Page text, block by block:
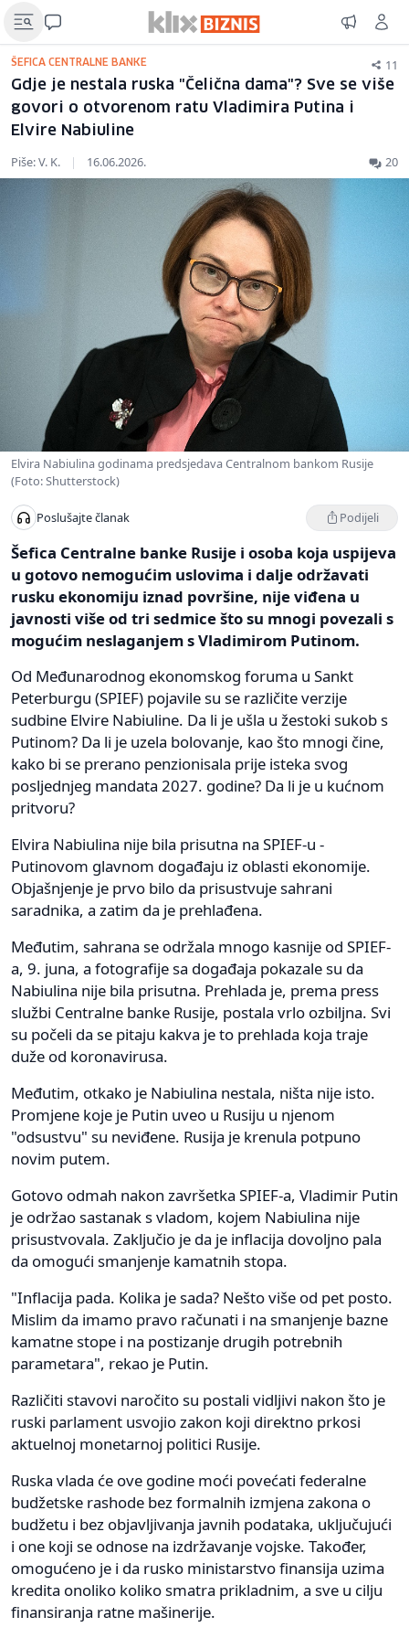
ŠEFICA CENTRALNE BANKE 11
Gdje je nestala ruska "Čelična dama"? Sve se više
govori o otvorenom ratu Vladimira Putina i
Elvire Nabiuline
Piše: V. K. | 16.06.2026. 20
Elvira Nabiulina godinama predsjedava Centralnom bankom Rusije
(Foto: Shutterstock)
Poslušajte članak Podijeli
Šefica Centralne banke Rusije i osoba koja uspijeva
u gotovo nemogućim uslovima i dalje održavati
rusku ekonomiju iznad površine, nije viđena u
javnosti više od tri sedmice što su mnogi povezali s
mogućim neslaganjem s Vladimirom Putinom.
Od Međunarodnog ekonomskog foruma u Sankt
Peterburgu (SPIEF) pojavile su se različite verzije
sudbine Elvire Nabiuline. Da li je ušla u žestoki sukob s
Putinom? Da li je uzela bolovanje, kao što mnogi čine,
kako bi se prerano penzionisala prije isteka svog
posljednjeg mandata 2027. godine? Da li je u kućnom
pritvoru?
Elvira Nabiulina nije bila prisutna na SPIEF-u -
Putinovom glavnom događaju iz oblasti ekonomije.
Objašnjenje je prvo bilo da prisustvuje sahrani
saradnika, a zatim da je prehlađena.
Međutim, sahrana se održala mnogo kasnije od SPIEF-
a, 9. juna, a fotografije sa događaja pokazale su da
Nabiulina nije bila prisutna. Prehlada je, prema press
službi Centralne banke Rusije, postala vrlo ozbiljna. Svi
su počeli da se pitaju kakva je to prehlada koja traje
duže od koronavirusa.
Međutim, otkako je Nabiulina nestala, ništa nije isto.
Promjene koje je Putin uveo u Rusiju u njenom
"odsustvu" su neviđene. Rusija je krenula potpuno
novim putem.
Gotovo odmah nakon završetka SPIEF-a, Vladimir Putin
je održao sastanak s vladom, kojem Nabiulina nije
prisustvovala. Zaključio je da je inflacija dovoljno pala
da omogući smanjenje kamatnih stopa.
"Inflacija pada. Kolika je sada? Nešto više od pet posto.
Mislim da imamo pravo računati i na smanjenje bazne
kamatne stope i na postizanje drugih potrebnih
parametara", rekao je Putin.
Različiti stavovi naročito su postali vidljivi nakon što je
ruski parlament usvojio zakon koji direktno prkosi
aktuelnoj monetarnoj politici Rusije.
Ruska vlada će ove godine moći povećati federalne
budžetske rashode bez formalnih izmjena zakona o
budžetu i bez objavljivanja javnih podataka, uključujući
i one koji se odnose na izdržavanje vojske. Također,
omogućeno je i da rusko ministarstvo finansija uzima
kredita onoliko koliko smatra prikladnim, a sve u cilju
finansiranja ratne mašinerije.